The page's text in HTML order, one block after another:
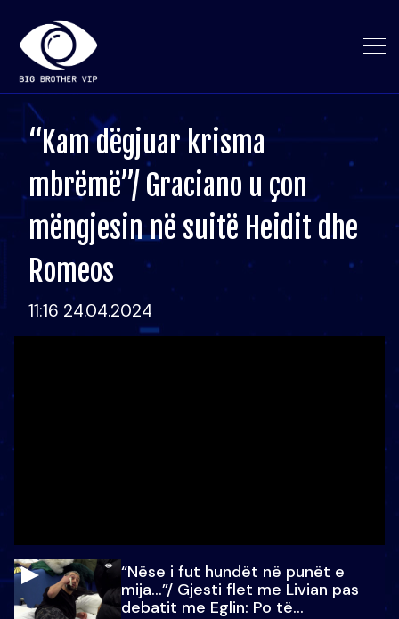
“Kam dëgjuar krisma
mbrëmë”/ Graciano u çon
mëngjesin në suitë Heidit dhe
Romeos
11:16 24.04.2024
“Nëse i fut hundët në punët e
mija…”/ Gjesti flet me Livian pas
debatit me Eglin: Po të